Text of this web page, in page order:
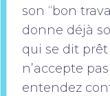
son “bon
donne déjà
qui se dit prêt
n’accepte
entendez